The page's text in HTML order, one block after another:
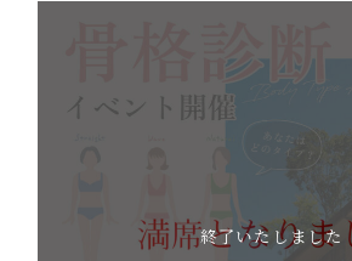
終了いたしました